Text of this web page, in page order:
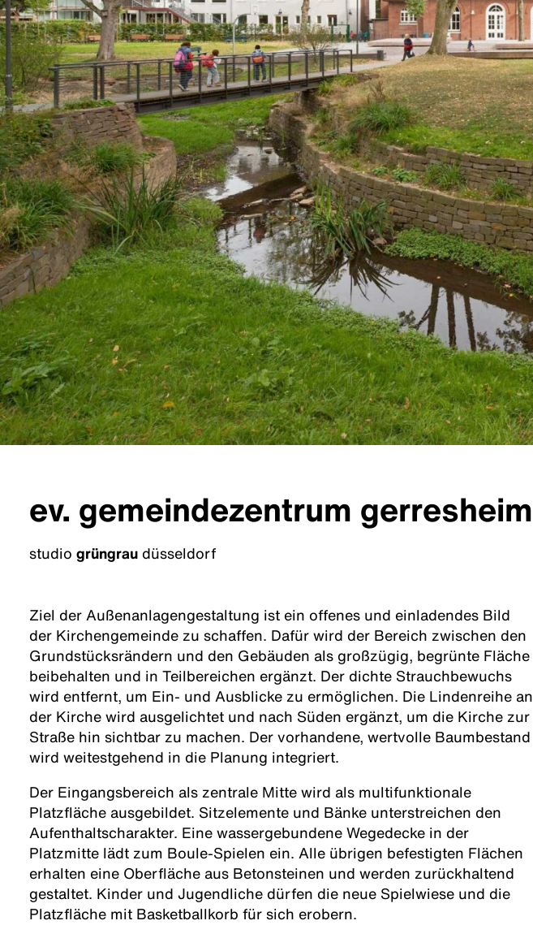
ev. gemeindezentrum gerresheim
studio grüngrau düsseldorf
Ziel der Außenanlagengestaltung ist ein offenes und einladendes Bild
der Kirchengemeinde zu schaffen. Dafür wird der Bereich zwischen den
Grundstücksrändern und den Gebäuden als großzügig, begrünte Fläche
beibehalten und in Teilbereichen ergänzt. Der dichte Strauchbewuchs
wird entfernt, um Ein- und Ausblicke zu ermöglichen. Die Lindenreihe an
der Kirche wird ausgelichtet und nach Süden ergänzt, um die Kirche zur
Straße hin sichtbar zu machen. Der vorhandene, wertvolle Baumbestand
wird weitestgehend in die Planung integriert.
Der Eingangsbereich als zentrale Mitte wird als multifunktionale
Platzfläche ausgebildet. Sitzelemente und Bänke unterstreichen den
Aufenthaltscharakter. Eine wassergebundene Wegedecke in der
Platzmitte lädt zum Boule-Spielen ein. Alle übrigen befestigten Flächen
erhalten eine Oberfläche aus Betonsteinen und werden zurückhaltend
gestaltet. Kinder und Jugendliche dürfen die neue Spielwiese und die
Platzfläche mit Basketballkorb für sich erobern.